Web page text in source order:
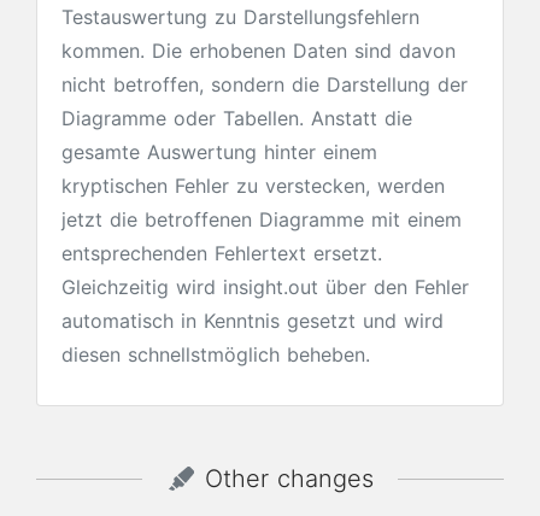
Testauswertung zu Darstellungsfehlern
kommen. Die erhobenen Daten sind davon
nicht betroffen, sondern die Darstellung der
Diagramme oder Tabellen. Anstatt die
gesamte Auswertung hinter einem
kryptischen Fehler zu verstecken, werden
jetzt die betroffenen Diagramme mit einem
entsprechenden Fehlertext ersetzt.
Gleichzeitig wird insight.out über den Fehler
automatisch in Kenntnis gesetzt und wird
diesen schnellstmöglich beheben.
Other changes